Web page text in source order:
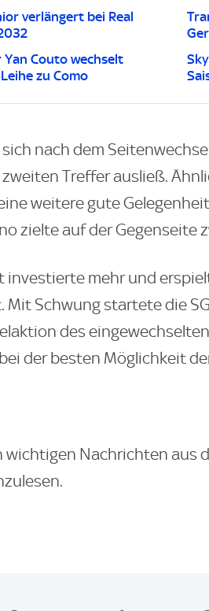
verlängert bei Real
Yan Couto wechselt
zu Como
nach dem
Treffer ausließ.
weitere gute
zielte auf der Gegenseite
investierte mehr und
Schwung startete die
des
der besten Möglichkeit
wichtigen Nachrichten aus